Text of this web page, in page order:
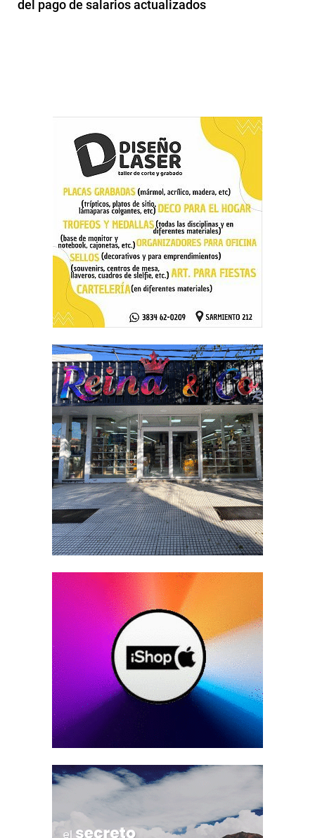
del pago de salarios actualizados